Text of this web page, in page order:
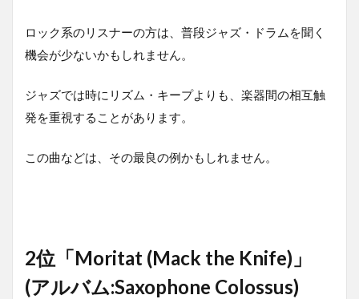
ロック系のリスナーの方は、普段ジャズ・ドラムを聞く
機会が少ないかもしれません。
ジャズでは時にリズム・キープよりも、楽器間の相互触
発を重視することがあります。
この曲などは、その最良の例かもしれません。
2位「Moritat (Mack the Knife)」
(アルバム:Saxophone Colossus)